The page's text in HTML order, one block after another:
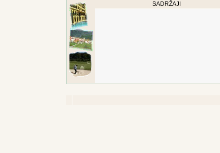
SADRŽAJI